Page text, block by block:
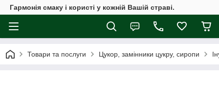
Гармонія смаку і користі у кожній Вашій страві.
Товари та послуги Цукор, замінники цукру, сиропи